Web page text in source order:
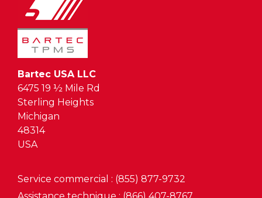
Bartec USA LLC
6475 19 ½ Mile Rd
Sterling Heights
Michigan
48314
USA
Service commercial : (855) 877-9732